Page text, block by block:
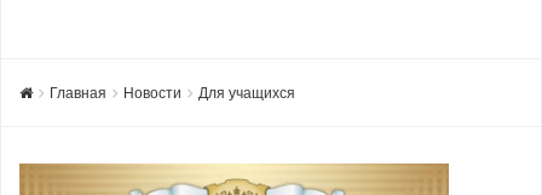
Главная Новости Для учащихся